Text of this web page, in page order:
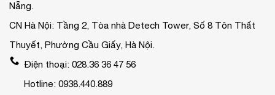
Nẵng.
CN Hà Nội: Tầng 2, Tòa nhà Detech Tower, Số 8 Tôn Thất
Thuyết, Phường Cầu Giấy, Hà Nội.
Điện thoại: 028.36 36 47 56
Hotline: 0938.440.889